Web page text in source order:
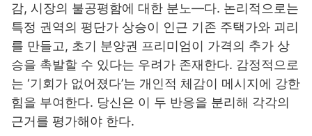
감, 시장의 불공평함에 대한 분노—다. 논리적으로는
특정 권역의 평단가 상승이 인근 기존 주택가와 괴리
를 만들고, 초기 분양권 프리미엄이 가격의 추가 상
승을 촉발할 수 있다는 우려가 존재한다. 감정적으로
는 ‘기회가 없어졌다’는 개인적 체감이 메시지에 강한
힘을 부여한다. 당신은 이 두 반응을 분리해 각각의
근거를 평가해야 한다.